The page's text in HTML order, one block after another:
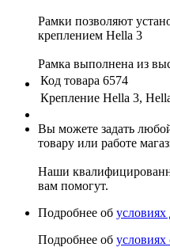
Рамки позволяют
креплением Hella 3
Рамка выполнена из
Код товара 6574
Крепление Hella 3,
Вы можете задать
товару или работе
Наши
вам помогут.
Подробнее об условиях
Подробнее об